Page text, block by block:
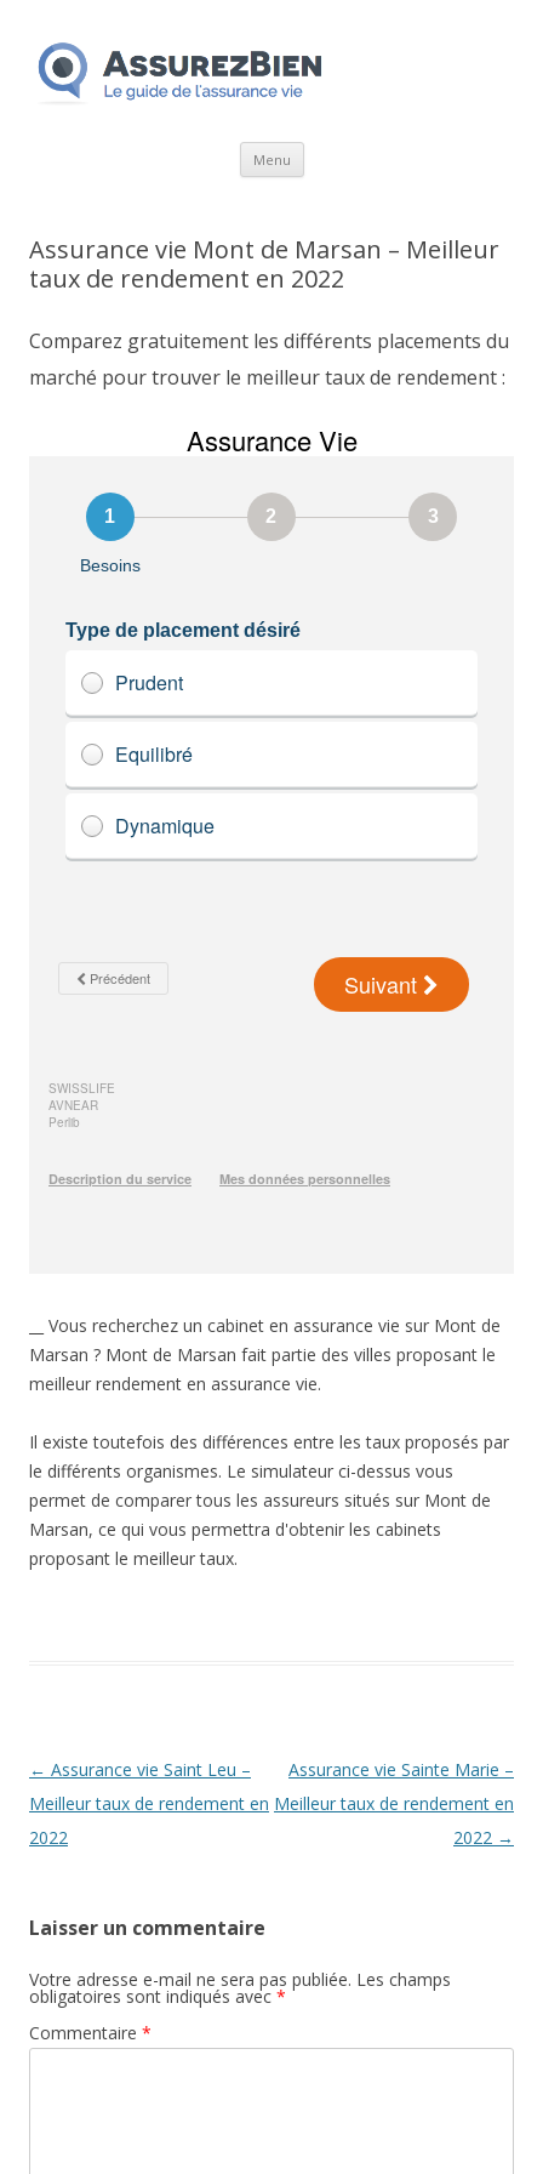
Menu Aller
Assurance vie Mont de Marsan – Meilleur
taux de rendement en 2022
Comparez gratuitement les différents placements du
marché pour trouver le meilleur taux de rendement :
__ Vous recherchez un cabinet en assurance vie sur Mont de
Marsan ? Mont de Marsan fait partie des villes proposant le
meilleur rendement en assurance vie.
Il existe toutefois des différences entre les taux proposés par
le différents organismes. Le simulateur ci-dessus vous
permet de comparer tous les assureurs situés sur Mont de
Marsan, ce qui vous permettra d'obtenir les cabinets
proposant le meilleur taux.
Navigation
des
articles
← Assurance vie Saint Leu –
Meilleur taux de rendement en
2022
Assurance vie Sainte Marie –
Meilleur taux de rendement en
2022 →
Laisser un commentaire
Votre adresse e-mail ne sera pas publiée. Les champs
obligatoires sont indiqués avec *
Commentaire *